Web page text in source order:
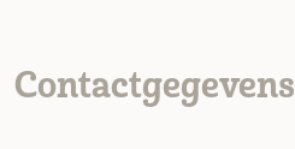
Contactgegevens